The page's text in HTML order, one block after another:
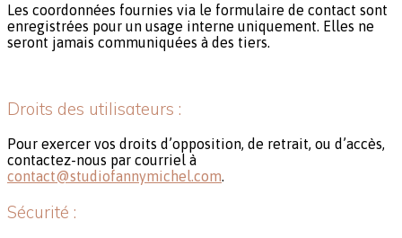
Les coordonnées fournies via le formulaire de contact sont
enregistrées pour un usage interne uniquement. Elles ne
seront jamais communiquées à des tiers.
Droits des utilisateurs :
Pour exercer vos droits d’opposition, de retrait, ou d’accès,
contactez-nous par courriel à
contact@studiofannymichel.com.
Sécurité :